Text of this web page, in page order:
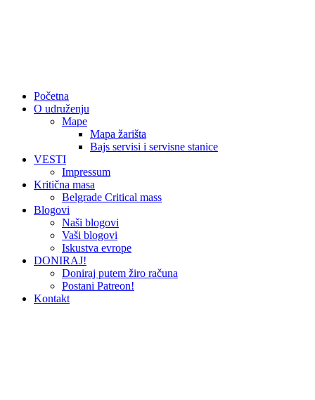
Početna
O udruženju
Mape
Mapa žarišta
Bajs servisi i servisne stanice
VESTI
Impressum
Kritična masa
Belgrade Critical mass
Blogovi
Naši blogovi
Vaši blogovi
Iskustva evrope
DONIRAJ!
Doniraj putem žiro računa
Postani Patreon!
Kontakt